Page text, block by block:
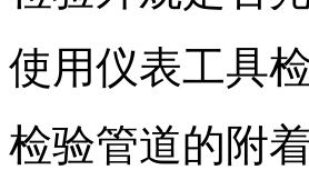
使用仪表工具
检验管道的附